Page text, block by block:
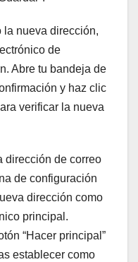
la nueva dirección,
de
Abre tu bandeja de
y haz clic
verificar la nueva
dirección de correo
de configuración
dirección como
principal.
“Hacer principal”
establecer como